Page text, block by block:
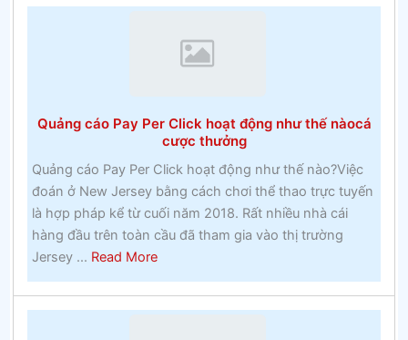
vui
xung
quanh
bạn
–
Đánh
bạc
Quảng cáo Pay Per Click hoạt động như thế nàocá
cược thưởng
Quảng cáo Pay Per Click hoạt động như thế nào?Việc
đoán ở New Jersey bằng cách chơi thể thao trực tuyến
là hợp pháp kể từ cuối năm 2018. Rất nhiều nhà cái
hàng đầu trên toàn cầu đã tham gia vào thị trường
Jersey ... Read Moreabout
Quảng
cáo